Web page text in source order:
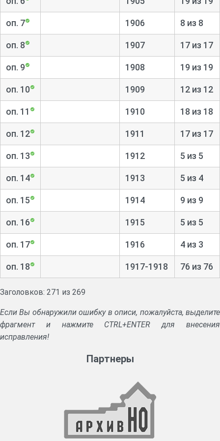
оп. 7 1906 8 из 8
оп. 8 1907 17 из 17
оп. 9 1908 19 из 19
оп. 10 1909 12 из 12
оп. 11 1910 18 из 18
оп. 12 1911 17 из 17
оп. 13 1912 5 из 5
оп. 14 1913 5 из 4
оп. 15 1914 9 из 9
оп. 16 1915 5 из 5
оп. 17 1916 4 из 3
оп. 18 1917-1918 76 из 76
Заголовков: 271 из 269
Если Вы обнаружили ошибку в описи, пожалуйста, выделите
фрагмент и нажмите CTRL+ENTER для внесения
исправления!
Партнеры